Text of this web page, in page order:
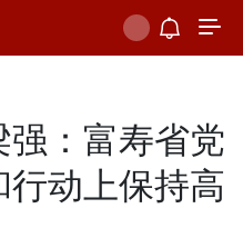
：富寿省党
动上保持高